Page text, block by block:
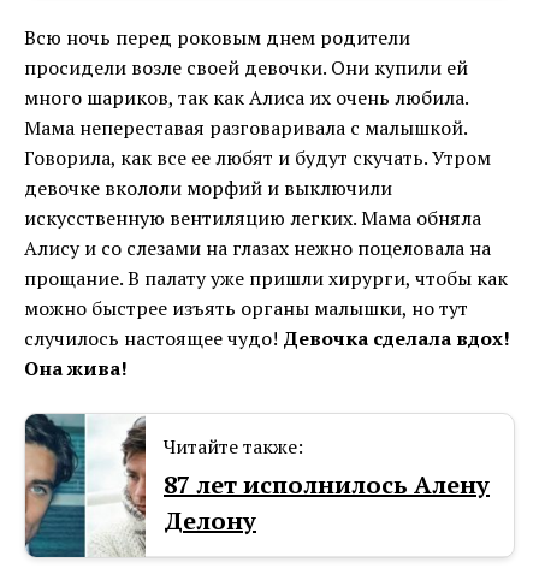
Всю ночь перед роковым днем родители
просидели возле своей девочки. Они купили ей
много шариков, так как Алиса их очень любила.
Мама непереставая разговаривала с малышкой.
Говорила, как все ее любят и будут скучать. Утром
девочке вкололи морфий и выключили
искусственную вентиляцию легких. Мама обняла
Алису и со слезами на глазах нежно поцеловала на
прощание. В палату уже пришли хирурги, чтобы как
можно быстрее изъять органы малышки, но тут
случилось настоящее чудо! Девочка сделала вдох!
Она жива!
Читайте также:
87 лет исполнилось Алену
Делону